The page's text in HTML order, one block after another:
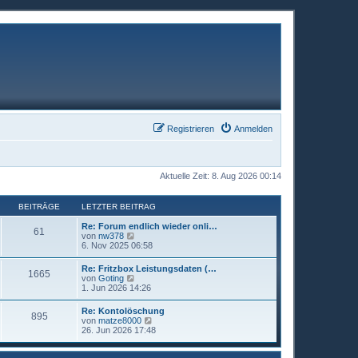
Anmelden
Registrieren
Aktuelle Zeit: 8. Aug 2026 00:14
BEITRÄGE LETZTER BEITRAG
61
Re: Forum endlich wieder onli…
von nw378
e
e
s
t
e
r
B
e
i
t
r
6. Nov 2025 06:58
1665
Re: Fritzbox Leistungsdaten (…
von Goting
e
s
t
e
r
B
1. Jun 2026 14:26
895
Re: Kontolöschung
von matze8000
e
e
26. Jun 2026 17:48